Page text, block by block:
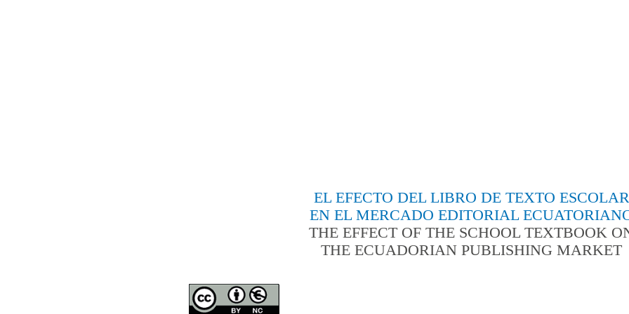
EL EFECTO DEL LIBRO DE TEXTO ESCOLAR
EN EL MERCADO EDITORIAL
THE EFFECT OF THE SCHOOL TEXTBOOK
THE ECUADORIAN PUBLISHING MARKET